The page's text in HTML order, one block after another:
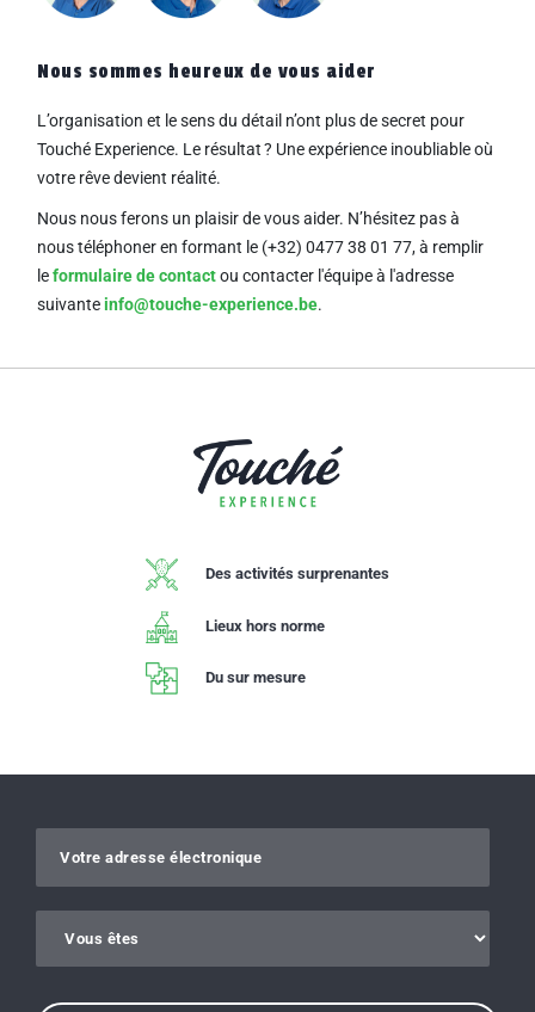
Nous sommes heureux de vous aider
L’organisation et le sens du détail n’ont plus de secret pour
Touché Experience. Le résultat ? Uneexpérience inoubliable où
votre rêve devient réalité.
Nous nous ferons un plaisir de vous aider. N’hésitez pas à
nous téléphoner en formant le (+32) 0477 38 01 77,à remplir
leformulaire de contactou contacter l'équipe à l'adresse
suivanteinfo@touche-experience.be.
Des activités surprenantes
Lieux hors norme
Du sur mesure
Gelieve dit veld leeg te laten.